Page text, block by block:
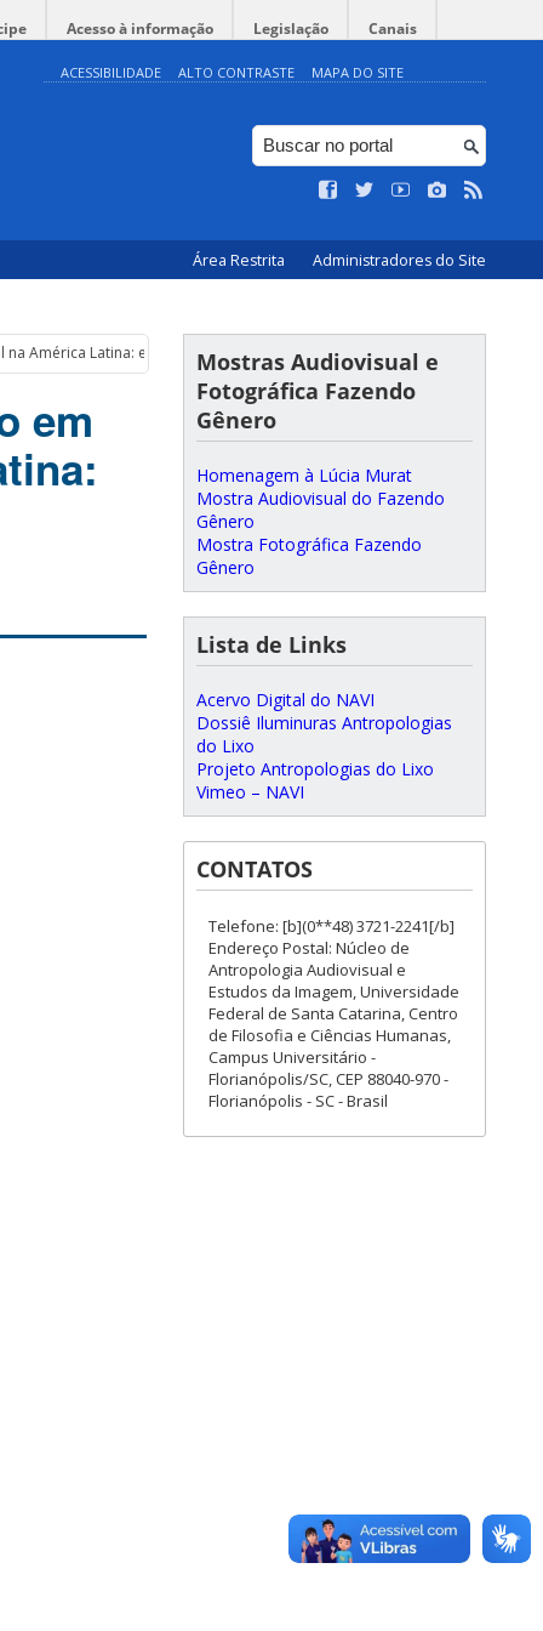
Acesso à informação Legislação Canais
ACESSIBILIDADE ALTO CONTRASTE MAPA DO SITE
Área Restrita Administradores do Site
América Latina: experiências etnográficas nos tempos híbridos do
em
Mostras Audiovisual e
Fotográfica Fazendo
Gênero
Homenagem à Lúcia Murat
Mostra Audiovisual do Fazendo
Gênero
Mostra Fotográfica Fazendo
Gênero
Lista de Links
Acervo Digital do NAVI
Dossiê Iluminuras Antropologias
do Lixo
Projeto Antropologias do Lixo
Vimeo – NAVI
CONTATOS
Telefone: [b](0**48) 3721-2241[/b]
Endereço Postal: Núcleo de
Antropologia Audiovisual e
Estudos da Imagem, Universidade
Federal de Santa Catarina, Centro
de Filosofia e Ciências Humanas,
Campus Universitário -
Florianópolis/SC, CEP 88040-970 -
Florianópolis - SC - Brasil